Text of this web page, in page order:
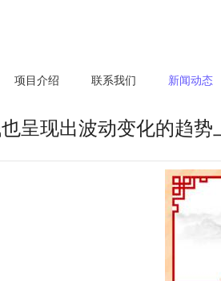
项目介绍 联系我们 新闻动态
呈现出波动变化的趋势